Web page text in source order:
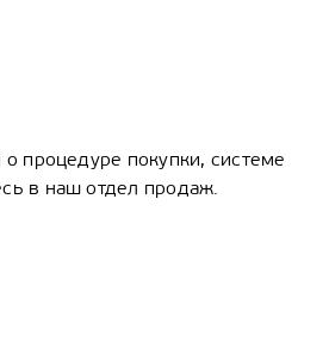
процедуре покупки, системе
в наш отдел продаж.